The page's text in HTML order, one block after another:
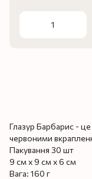
Глазур Барбарис -
червоними
Пакування 30 шт
9 см х 9 см х 6 см
Вага: 160 г